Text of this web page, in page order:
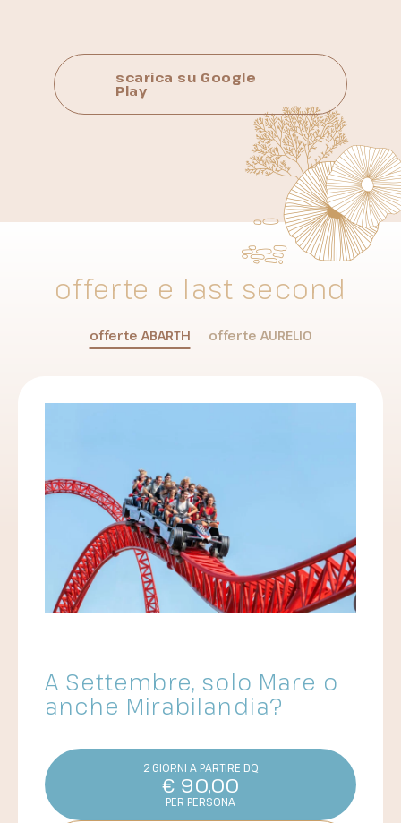
scarica su Google
Play
offerte e last second
offerte ABARTH offerte AURELIO
A Settembre, solo Mare o
anche Mirabilandia?
2 GIORNI A PARTIRE DQ
€ 90,00
PER PERSONA